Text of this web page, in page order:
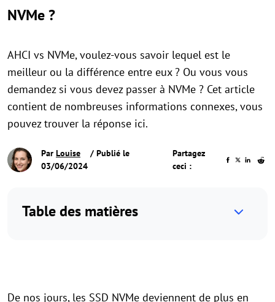
NVMe ?
AHCI vs NVMe, voulez-vous savoir lequel est le
meilleur ou la différence entre eux ? Ou vous vous
demandez si vous devez passer à NVMe ? Cet article
contient de nombreuses informations connexes, vous
pouvez trouver la réponse ici.
Par Louise
/ Publié le
03/06/2024
Partagez
ceci :
Table des matières
De nos jours, les SSD NVMe deviennent de plus en